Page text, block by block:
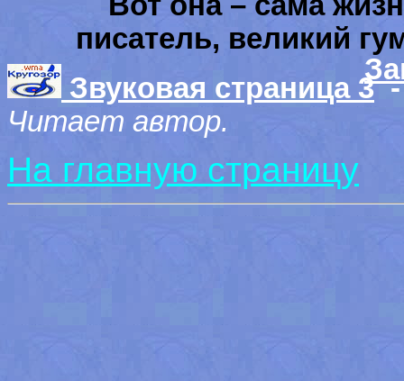
писатель, великий
Звуковая страница 3
Читает автор.
На главную страницу